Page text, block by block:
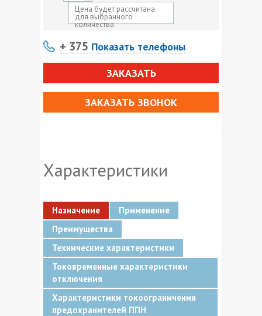
Цена будет рассчитана
для выбранного
количества
+ 375 Показать телефоны
ЗАКАЗАТЬ
ЗАКАЗАТЬ ЗВОНОК
Характеристики
Назначение
Применение
Преимущества
Технические характеристики
Токовременные характеристики
отключения
Характеристики токоограничения
предохранителей ППН